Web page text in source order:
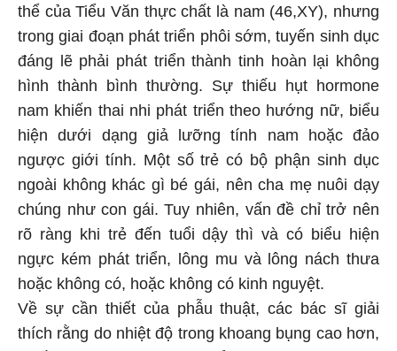
thể của Tiểu Văn thực chất là nam (46,XY), nhưng
trong giai đoạn phát triển phôi sớm, tuyến sinh dục
đáng lẽ phải phát triển thành tinh hoàn lại không
hình thành bình thường. Sự thiếu hụt hormone
nam khiến thai nhi phát triển theo hướng nữ, biểu
hiện dưới dạng giả lưỡng tính nam hoặc đảo
ngược giới tính. Một số trẻ có bộ phận sinh dục
ngoài không khác gì bé gái, nên cha mẹ nuôi dạy
chúng như con gái. Tuy nhiên, vấn đề chỉ trở nên
rõ ràng khi trẻ đến tuổi dậy thì và có biểu hiện
ngực kém phát triển, lông mu và lông nách thưa
hoặc không có, hoặc không có kinh nguyệt.
Về sự cần thiết của phẫu thuật, các bác sĩ giải
thích rằng do nhiệt độ trong khoang bụng cao hơn,